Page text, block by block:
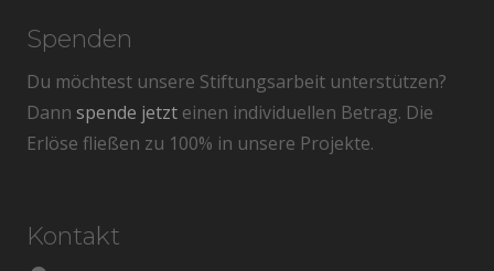
Spenden
Du möchtest unsere Stiftungsarbeit unterstützen?
Dann spende jetzt einen individuellen Betrag. Die
Erlöse fließen zu 100% in unsere Projekte.
Kontakt